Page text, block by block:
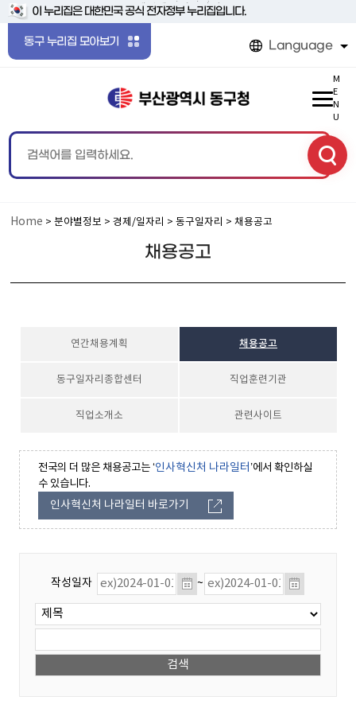
본문 바로가기
메인메뉴 바로가기
이 누리집은 대한민국 공식 전자정부 누리집입니다.
동구 누리집 모아보기 Language
M
E
N
U
Home > 분야별정보 > 경제/일자리 > 동구일자리 > 채용공고
채용공고
연간채용계획 채용공고
동구일자리종합센터 직업훈련기관
직업소개소 관련사이트
전국의 더 많은 채용공고는 ‘인사혁신처 나라일터’에서 확인하실
수 있습니다.
인사혁신처 나라일터 바로가기
작성일자 ~